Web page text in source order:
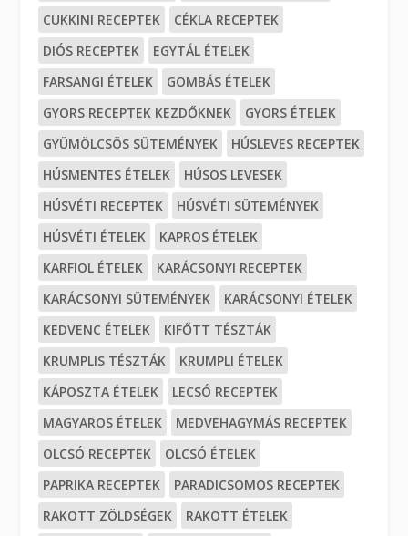
CUKKINI RECEPTEK
CÉKLA RECEPTEK
DIÓS RECEPTEK
EGYTÁL ÉTELEK
FARSANGI ÉTELEK
GOMBÁS ÉTELEK
GYORS RECEPTEK KEZDŐKNEK
GYORS ÉTELEK
GYÜMÖLCSÖS SÜTEMÉNYEK
HÚSLEVES RECEPTEK
HÚSMENTES ÉTELEK
HÚSOS LEVESEK
HÚSVÉTI RECEPTEK
HÚSVÉTI SÜTEMÉNYEK
HÚSVÉTI ÉTELEK
KAPROS ÉTELEK
KARFIOL ÉTELEK
KARÁCSONYI RECEPTEK
KARÁCSONYI SÜTEMÉNYEK
KARÁCSONYI ÉTELEK
KEDVENC ÉTELEK
KIFŐTT TÉSZTÁK
KRUMPLIS TÉSZTÁK
KRUMPLI ÉTELEK
KÁPOSZTA ÉTELEK
LECSÓ RECEPTEK
MAGYAROS ÉTELEK
MEDVEHAGYMÁS RECEPTEK
OLCSÓ RECEPTEK
OLCSÓ ÉTELEK
PAPRIKA RECEPTEK
PARADICSOMOS RECEPTEK
RAKOTT ZÖLDSÉGEK
RAKOTT ÉTELEK